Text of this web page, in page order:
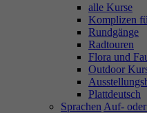
alle Kurse
Komplizen
Rundgänge
Radtouren
Flora und
Outdoor
Plattdeutsch
Sprachen Auf-